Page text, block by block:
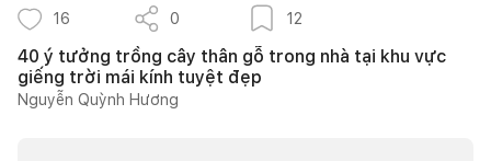
16 0 12
40 ý tưởng trồng cây thân gỗ trong nhà tại khu vực
giếng trời mái kính tuyệt đẹp
Nguyễn Quỳnh Hương